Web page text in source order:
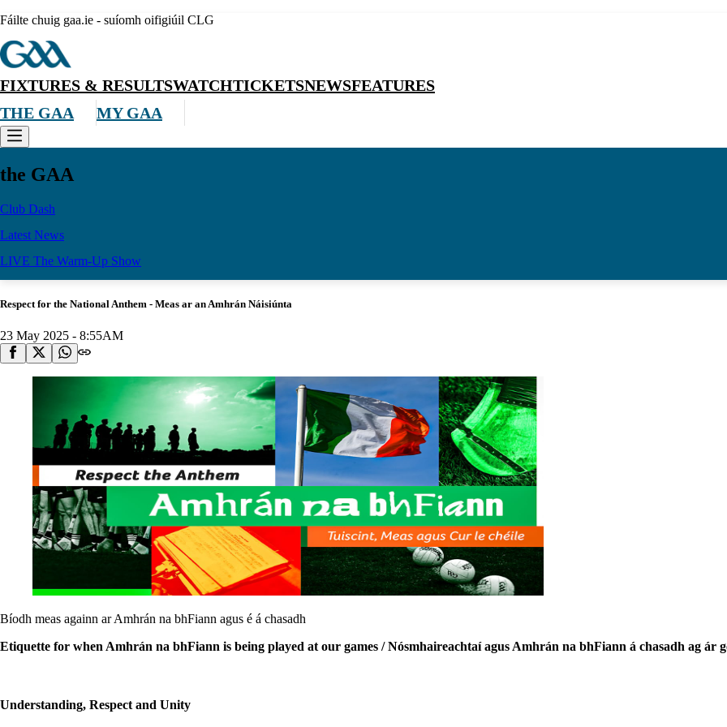
Fáilte chuig gaa.ie - suíomh oifigiúil CLG
FIXTURES & RESULTSWATCHTICKETSNEWSFEATURES
THE GAA
MY GAA
the GAA
Club Dash
Latest News
LIVE The Warm-Up Show
Respect for the National Anthem - Meas ar an Amhrán Náisiúnta
23 May 2025 - 8:55AM
Bíodh meas againn ar Amhrán na bhFiann agus é á chasadh
Etiquette for when Amhrán na bhFiann is being played at our games / Nósmhaireachtaí agus Amhrán na bhFiann á chasadh ag ár
Understanding, Respect and Unity